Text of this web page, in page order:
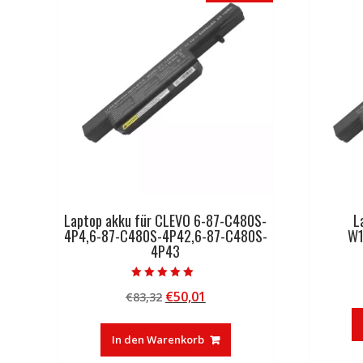
Laptop akku für CLEVO 6-87-C480S-
4P4,6-87-C480S-4P42,6-87-C480S-
4P43
5.00
von 5
€83,32 Ursprünglicher
war:
€83,32
€50,01
ist:
€50,01.
In den Warenkorb